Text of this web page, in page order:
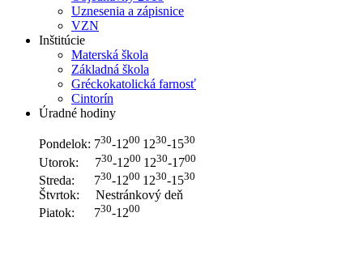
Uznesenia a zápisnice
VZN
Inštitúcie
Materská škola
Základná škola
Gréckokatolická farnosť
Cintorín
Úradné hodiny
Pondelok: 730-1200 1230-1530
Utorok: 730-1200 1230-1700
Streda: 730-1200 1230-1530
Štvrtok: Nestránkový deň
Piatok: 730-1200